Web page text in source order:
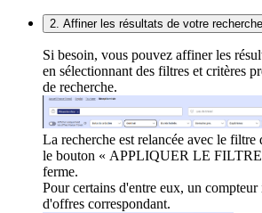
2. Affiner les résultats de votre recherche
Si besoin, vous pouvez affiner les
en sélectionnant des filtres et critères
de recherche.
La recherche est relancée avec le
le bouton « APPLIQUER LE FILTRE
ferme.
Pour certains d'entre eux, un
d'offres correspondant.